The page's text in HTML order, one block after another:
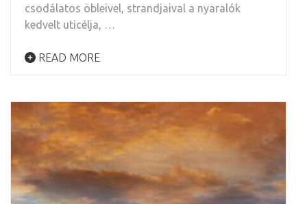
csodálatos öbleivel, strandjaival a nyaralók
kedvelt uticélja, …
READ MORE